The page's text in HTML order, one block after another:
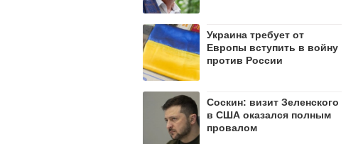
Украина требует от
Европы вступить в войну
против России
Соскин: визит Зеленского
в США оказался полным
провалом